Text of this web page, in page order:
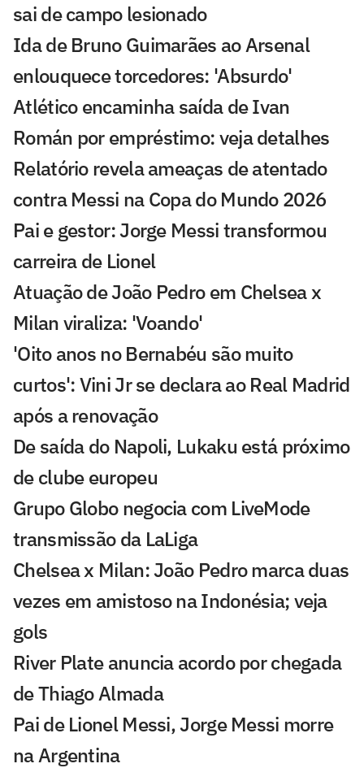
sai de campo lesionado
Ida de Bruno Guimarães ao Arsenal
enlouquece torcedores: 'Absurdo'
Atlético encaminha saída de Ivan
Román por empréstimo: veja detalhes
Relatório revela ameaças de atentado
contra Messi na Copa do Mundo 2026
Pai e gestor: Jorge Messi transformou
carreira de Lionel
Atuação de João Pedro em Chelsea x
Milan viraliza: 'Voando'
'Oito anos no Bernabéu são muito
curtos': Vini Jr se declara ao Real Madrid
após a renovação
De saída do Napoli, Lukaku está próximo
de clube europeu
Grupo Globo negocia com LiveMode
transmissão da LaLiga
Chelsea x Milan: João Pedro marca duas
vezes em amistoso na Indonésia; veja
gols
River Plate anuncia acordo por chegada
de Thiago Almada
Pai de Lionel Messi, Jorge Messi morre
na Argentina